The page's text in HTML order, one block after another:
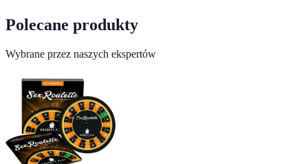
Polecane produkty
Wybrane przez naszych ekspertów